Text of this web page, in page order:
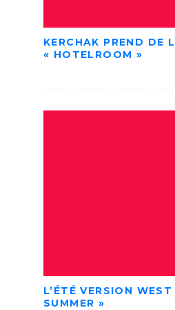
KERCHAK PREND DE
« HOTELROOM »
L’ÉTÉ VERSION
SUMMER »